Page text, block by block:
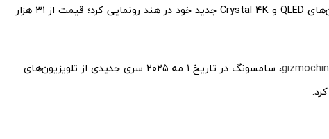
کمپانی سامسونگ از تلویزیون‌های QLED و Crystal 4K جدید خود در هند رونمایی کرد؛ قیمت‌ از ۳۱ هزار
، سامسونگ در تاریخ ۱ مه ۲۰۲۵ سری جدیدی از تلویزیون‌های